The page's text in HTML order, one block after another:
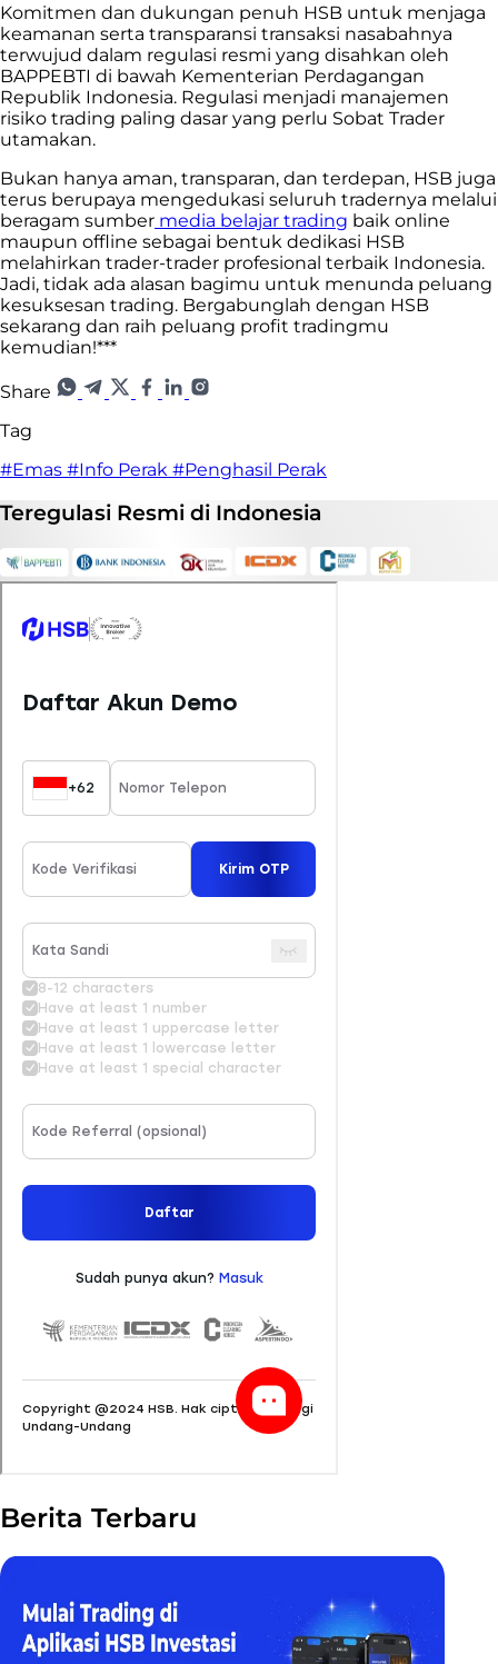
Komitmen dan dukungan penuh HSB untuk menjaga
keamanan serta transparansi transaksi nasabahnya
terwujud dalam regulasi resmi yang disahkan oleh
BAPPEBTI di bawah Kementerian Perdagangan
Republik Indonesia. Regulasi menjadi manajemen
risiko trading paling dasar yang perlu Sobat Trader
utamakan.
Bukan hanya aman, transparan, dan terdepan, HSB juga
terus berupaya mengedukasi seluruh tradernya melalui
beragam sumber media belajar trading baik online
maupun offline sebagai bentuk dedikasi HSB
melahirkan trader-trader profesional terbaik Indonesia.
Jadi, tidak ada alasan bagimu untuk menunda peluang
kesuksesan trading. Bergabunglah dengan HSB
sekarang dan raih peluang profit tradingmu
kemudian!***
Share
Tag
#Emas #Info Perak #Penghasil Perak
Teregulasi Resmi di Indonesia
Berita Terbaru